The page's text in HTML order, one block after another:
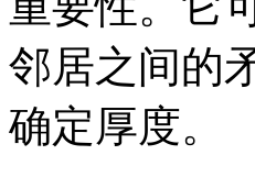
邻居之间的
确定厚度。